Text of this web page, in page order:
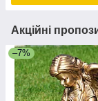
Акційні
–7%